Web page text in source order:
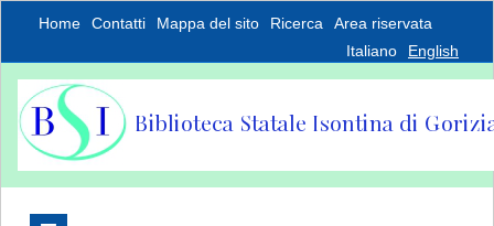
Home Contatti Mappa del sito Ricerca
Area riservata
Italiano
English